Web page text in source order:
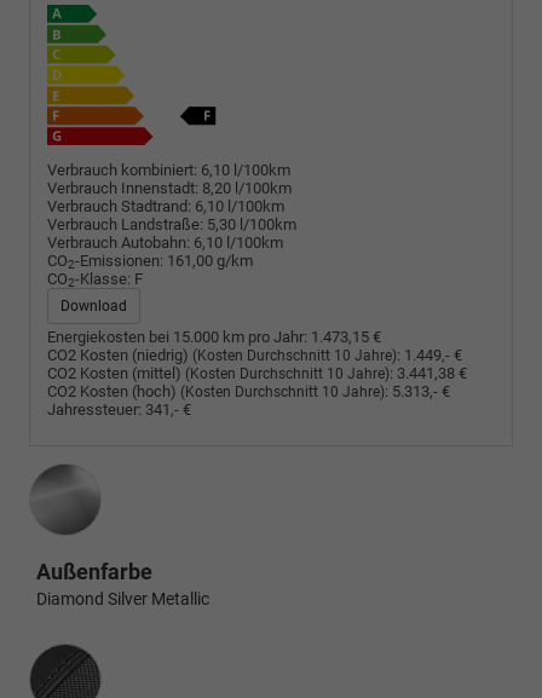
Verbrauch kombiniert: 6,10 l/100km
Verbrauch Innenstadt: 8,20 l/100km
Verbrauch Stadtrand: 6,10 l/100km
Verbrauch Landstraße: 5,30 l/100km
Verbrauch Autobahn: 6,10 l/100km
CO2-Emissionen: 161,00 g/km
CO2-Klasse: F
Download
Energiekosten bei 15.000 km pro Jahr: 1.473,15 €
CO2 Kosten (niedrig) (Kosten Durchschnitt 10 Jahre): 1.449,- €
CO2 Kosten (mittel) (Kosten Durchschnitt 10 Jahre): 3.441,38 €
CO2 Kosten (hoch) (Kosten Durchschnitt 10 Jahre): 5.313,- €
Jahressteuer: 341,- €
Außenfarbe
Diamond Silver Metallic
Innenausstattung